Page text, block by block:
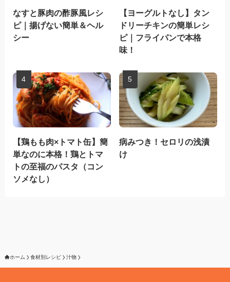
なすと豚肉の酢豚風レシ
ピ｜揚げない簡単＆ヘル
シー
【ヨーグルトなし】タン
ドリーチキンの簡単レシ
ピ｜フライパンで本格
味！
【鶏もも肉×トマト缶】簡
単なのに本格！鶏とトマ
トの至福のパスタ（コン
ソメなし）
病みつき！セロリの浅漬
け
ホーム 食材別レシピ 汁物